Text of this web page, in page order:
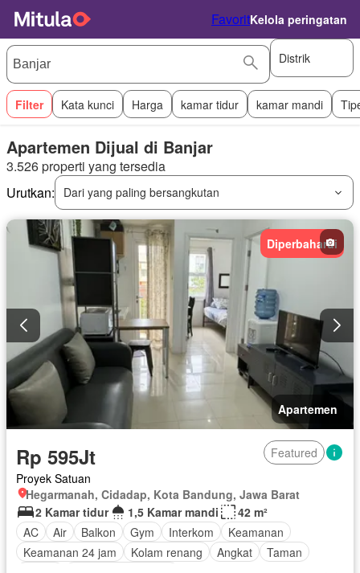
FavoritKelola peringatan
Distrik
Filter Kata kunci Harga kamar tidur kamar mandi
Apartemen Dijual di Banjar
3.526 properti yang tersedia
Urutkan:
Dari yang paling bersangkutan
Diperbaharui
Apartemen
Rp 595Jt
Featured
Proyek Satuan
Hegarmanah, Cidadap, Kota Bandung, Jawa Barat
2 Kamar tidur
1,5 Kamar mandi
42 m²
AC
Air Balkon Gym Interkom
Keamanan
Keamanan 24 jam
Kolam renang Angkat
Taman